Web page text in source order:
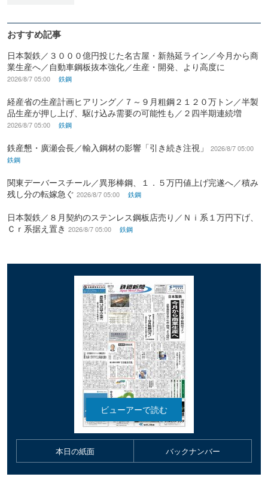
おすすめ記事
日本製鉄／３０００億円投じた名古屋・新熱延ライン／今月から商
業生産へ／自動車鋼板抜本強化／生産・開発、より高度に
2026/8/7 05:00 鉄鋼
経産省の生産計画ヒアリング／７～９月粗鋼２１２０万トン／半製
品生産が押し上げ、駆け込み需要の可能性も／２四半期連続増
2026/8/7 05:00 鉄鋼
鉄産懇・廣瀬会長／輸入鋼材の影響「引き続き注視」
2026/8/7 05:00
鉄鋼
関東デーバースチール／異形棒鋼、１．５万円値上げ完遂へ／積み
残し分の転嫁急ぐ 2026/8/7 05:00 鉄鋼
日本製鉄／８月契約のステンレス鋼板店売り／Ｎｉ系１万円下げ、
Ｃｒ系据え置き 2026/8/7 05:00 鉄鋼
本日の紙面 バックナンバー